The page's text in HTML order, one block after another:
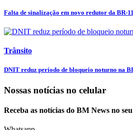
Falta de sinalização em novo redutor da BR-
Trânsito
DNIT reduz período de bloqueio noturno na
Nossas notícias no celular
Receba as notícias do BM News no